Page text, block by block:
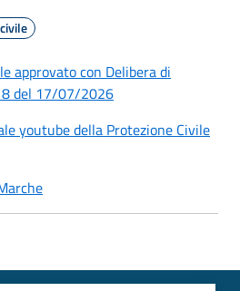
approvato con Delibera di
del 17/07/2026
youtube della Protezione Civile